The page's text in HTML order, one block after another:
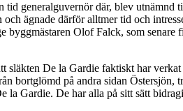
generalguvernör där, blev
ägnade därför alltmer tid och
byggmästaren Olof Falck, som
släkten De la Gardie faktiskt har
bortglömd på andra sidan
la Gardie. De har alla på sitt sätt